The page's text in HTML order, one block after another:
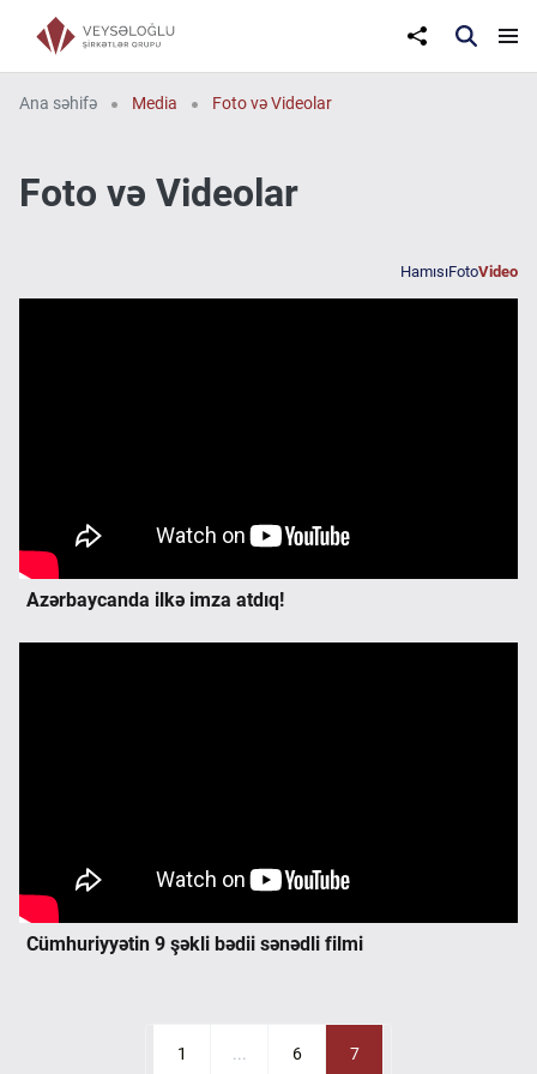
Ana səhifə Media Foto və Videolar
Foto və Videolar
HamısıFotoVideo
Azərbaycanda ilkə imza atdıq!
Cümhuriyyətin 9 şəkli bədii sənədli filmi
1 ... 6 7